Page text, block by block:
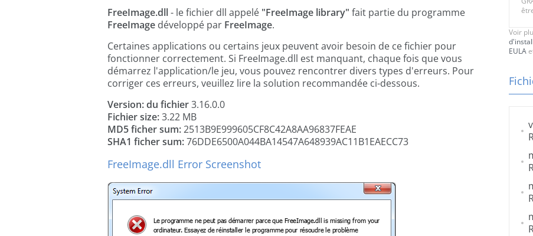
FreeImage.dll- le fichier dll appelé "FreeImage library" fait partie du programme
FreeImage développé par FreeImage.
Certaines applications ou certains jeux peuvent avoir besoin de ce fichier pour
fonctionner correctement. Si FreeImage.dll est manquant, chaque fois que vous
démarrez l'application/le jeu, vous pouvez rencontrer divers types d'erreurs. Pour
corriger ces erreurs, veuillez lire la solution recommandée ci-dessous.
Version: du fichier3.16.0.0
Fichier size:3.22 MB
MD5 ficher sum:2513B9E999605CF8C42A8AA96837FEAE
SHA1 ficher sum:76DDE6500A044BA14547A648939AC11B1EAECC73
FreeImage.dll Error Screenshot
Voir
EULA